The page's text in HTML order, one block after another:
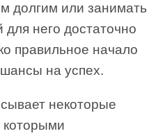
долгим или занимать
него достаточно
правильное начало
на успех.
некоторые
которыми